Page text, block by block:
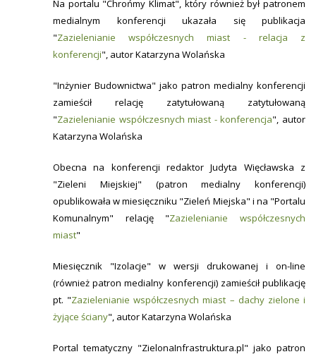
Na portalu "Chrońmy Klimat", który również był patronem
medialnym konferencji ukazała się publikacja
"Zazielenianie współczesnych miast - relacja z
konferencji", autor Katarzyna Wolańska
"Inżynier Budownictwa" jako patron medialny konferencji
zamieścił relację zatytułowaną zatytułowaną
"Zazielenianie współczesnych miast - konferencja", autor
Katarzyna Wolańska
Obecna na konferencji redaktor Judyta Więcławska z
"Zieleni Miejskiej" (patron medialny konferencji)
opublikowała w miesięczniku "Zieleń Miejska" i na "Portalu
Komunalnym" relację "Zazielenianie współczesnych
miast"
Miesięcznik "Izolacje" w wersji drukowanej i on-line
(również patron medialny konferencji) zamieścił publikację
pt. "Zazielenianie współczesnych miast – dachy zielone i
żyjące ściany", autor Katarzyna Wolańska
Portal tematyczny "ZielonaInfrastruktura.pl" jako patron